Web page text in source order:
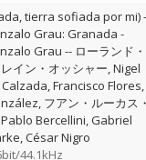
tierra sofiada por mi) -
Grau: Granada -
Grau -- ローランド・
イン・オッシャー Nigel
Francisco Flores
フアン・ルーカス・
Pablo Bercellini Gabriel
César Nigro
44.1kHz